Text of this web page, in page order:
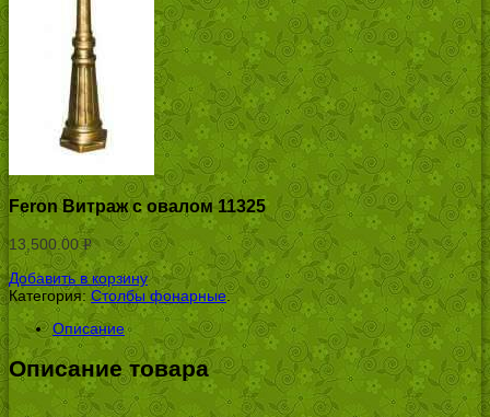
Feron Витраж с овалом 11325
13,500.00Р
УБ.
Добавить в корзину
Категория: Столбы фонарные.
Описание
Описание товара